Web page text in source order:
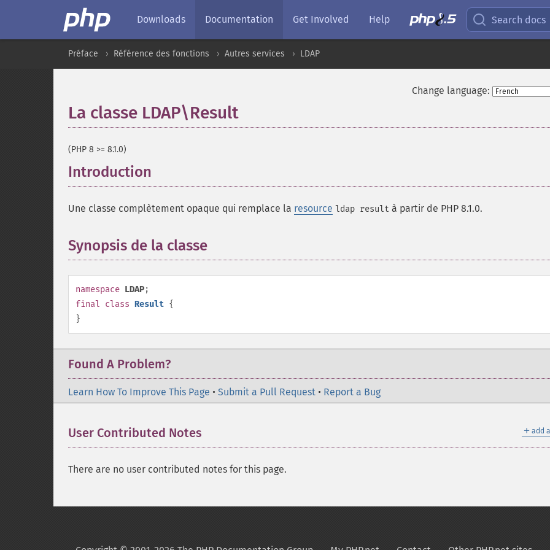
Downloads Documentation Get Involved Help Search docs
Préface Référence des fonctions Autres services LDAP
Change language:
La classe LDAP\Result
(PHP 8 >= 8.1.0)
Introduction
Une classe complètement opaque qui remplace la resource ldap result à partir de PHP 8.1.0.
Synopsis de la classe
namespace LDAP;
final class Result {
}
Found A Problem?
Learn How To Improve This Page • Submit a Pull Request • Report a Bug
＋ add
User Contributed Notes
There are no user contributed notes for this page.